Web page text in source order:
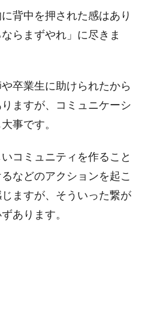
背中を押された感はあり
らまずやれ」に尽きま
卒業生に助けられたから
ますが、コミュニケーシ
事です。
コミュニティを作ること
などのアクションを起こ
ますが、そういった繋が
あります。